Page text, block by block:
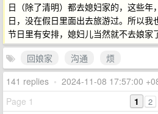
日（除了清明）都去媳妇家的，这些年
日，没在假日里面出去旅游过。所以
节日里有安排，媳妇儿当然就不去娘家
回娘家
沟通
烦
141 replies • 2024-11-08 17:57:00
Page 1
1 2